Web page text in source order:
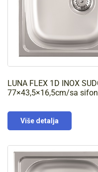
LUNA FLEX 1D INOX
77×43,5×16,5cm/sa
Više detalja